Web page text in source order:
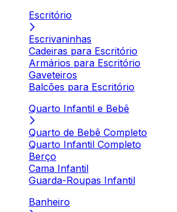
Escritório
Escrivaninhas
Cadeiras para Escritório
Armários para Escritório
Gaveteiros
Balcões para Escritório
Quarto Infantil e Bebê
Quarto de Bebê Completo
Quarto Infantil Completo
Berço
Cama Infantil
Guarda-Roupas Infantil
Banheiro